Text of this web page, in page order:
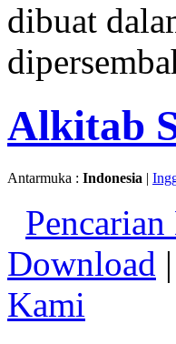
dibuat
Alkitab
Antarmuka : Indonesia |
Download |
Kami